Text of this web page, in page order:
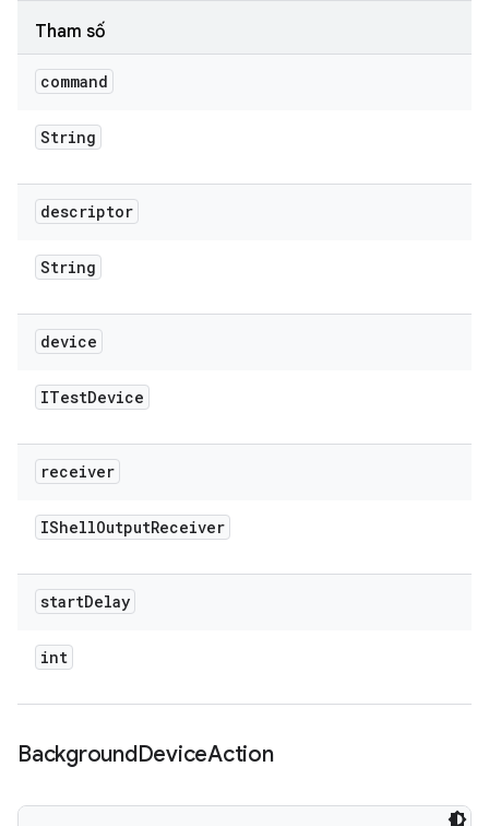
Tham số
command
String
descriptor
String
device
ITestDevice
receiver
IShellOutputReceiver
startDelay
int
BackgroundDeviceAction